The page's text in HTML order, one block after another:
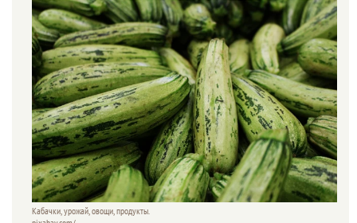
Кабачки, урожай, овощи, продукты.